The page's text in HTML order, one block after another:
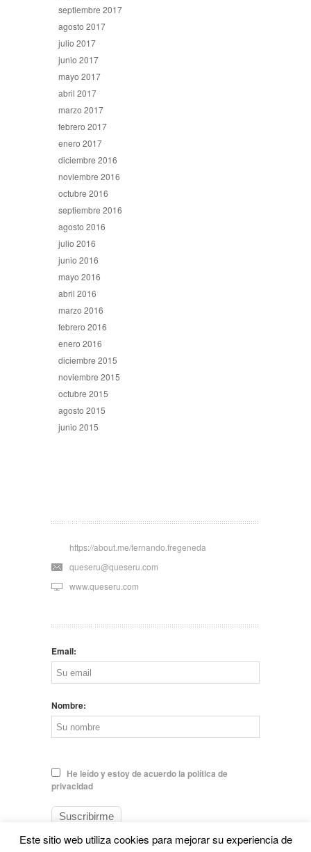
septiembre 2017
agosto 2017
julio 2017
junio 2017
mayo 2017
abril 2017
marzo 2017
febrero 2017
enero 2017
diciembre 2016
noviembre 2016
octubre 2016
septiembre 2016
agosto 2016
julio 2016
junio 2016
mayo 2016
abril 2016
marzo 2016
febrero 2016
enero 2016
diciembre 2015
noviembre 2015
octubre 2015
agosto 2015
junio 2015
CONTACTO
https://about.me/fernando.fregeneda
queseru@queseru.com
www.queseru.com
NEWSLETTER
Email:
Nombre:
He leído y estoy de acuerdo la política de
privacidad
Este sitio web utiliza cookies para mejorar su experiencia de